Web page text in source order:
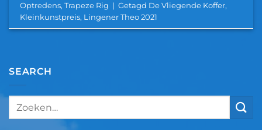
Optredens,Trapeze Rig | Getagd De Vliegende Koffer,
Kleinkunstpreis, Lingener Theo 2021
SEARCH